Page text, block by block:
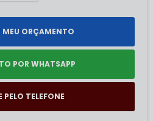
MEU ORÇAMENTO
POR WHATSAPP
PELO TELEFONE